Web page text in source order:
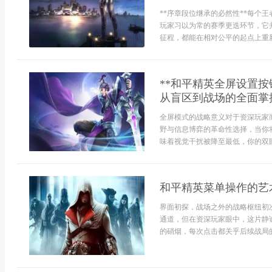
**序章段位继承的必然性**每个王
玩家习以为常的赛季更迭环节，
征程，都能在相对公平的起点上重
**和平精英全屏设置
从盲区到战场的全面
全屏模式的战略意义对于资深玩
野与信息博弈的革命性选择，当
味着视觉干扰被降至最低，你的双
和平精英菜单操作的
界面初探，战场之外的战略枢纽
通道，但在资深玩家眼中，这片
的硝烟，每次点击都关乎后续战